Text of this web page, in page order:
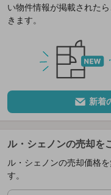
い物件情報が掲載された
きます。
新着
ル・シェノンの売却を
ル・シェノンの売却価格
す。